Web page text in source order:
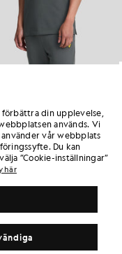
din upplevelse,
används. Vi
vår webbplats
Du kan
”Cookie-inställningar”
här